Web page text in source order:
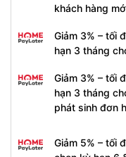
khách hàng
Giảm 3% – tối
hạn 3 tháng
Giảm 3% – tối
hạn 3 tháng
phát sinh đơn
Giảm 5% – tối